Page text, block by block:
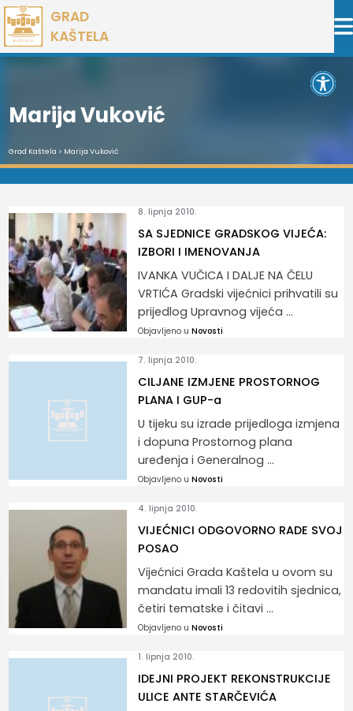
Preskoči
na
sadržaj
GRAD
KAŠTELA
Marija Vuković
Grad Kaštela > Marija Vuković
8. lipnja 2010.
SA SJEDNICE GRADSKOG VIJEĆA:
IZBORI I IMENOVANJA
IVANKA VUČICA I DALJE NA ČELU
VRTIĆA Gradski vijećnici prihvatili su
prijedlog Upravnog vijeća ...
Objavljeno uNovosti
7. lipnja 2010.
CILJANE IZMJENE PROSTORNOG
PLANA I GUP-a
U tijeku su izrade prijedloga izmjena
i dopuna Prostornog plana
uređenja i Generalnog ...
Objavljeno uNovosti
4. lipnja 2010.
VIJEĆNICI ODGOVORNO RADE SVOJ
POSAO
Vijećnici Grada Kaštela u ovom su
mandatu imali 13 redovitih sjednica,
četiri tematske i čitavi ...
Objavljeno uNovosti
1. lipnja 2010.
IDEJNI PROJEKT REKONSTRUKCIJE
ULICE ANTE STARČEVIĆA